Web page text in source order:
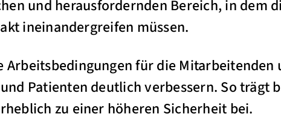
und herausfordernden Bereich, in dem
ineinandergreifen müssen.
für die Mitarbeitenden
Patienten deutlich verbessern. So trägt
zu einer höheren Sicherheit bei.